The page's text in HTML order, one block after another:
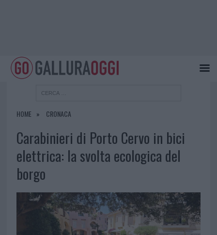
HOME CRONACA
Carabinieri di Porto Cervo in bici
elettrica: la svolta ecologica del
borgo